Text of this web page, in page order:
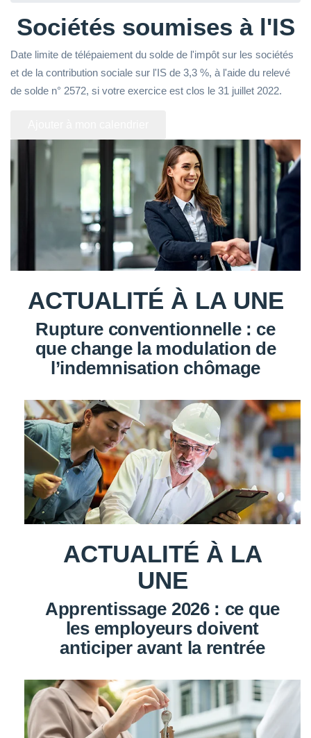
Sociétés soumises à l'IS
Date limite de télépaiement du solde de l'impôt sur les sociétés
et de la contribution sociale sur l'IS de 3,3 %, à l'aide du relevé
de solde n° 2572, si votre exercice est clos le 31 juillet 2022.
ACTUALITÉ À LA UNE
Rupture conventionnelle : ce
que change la modulation de
l’indemnisation chômage
ACTUALITÉ À LA
UNE
Apprentissage 2026 : ce que
les employeurs doivent
anticiper avant la rentrée